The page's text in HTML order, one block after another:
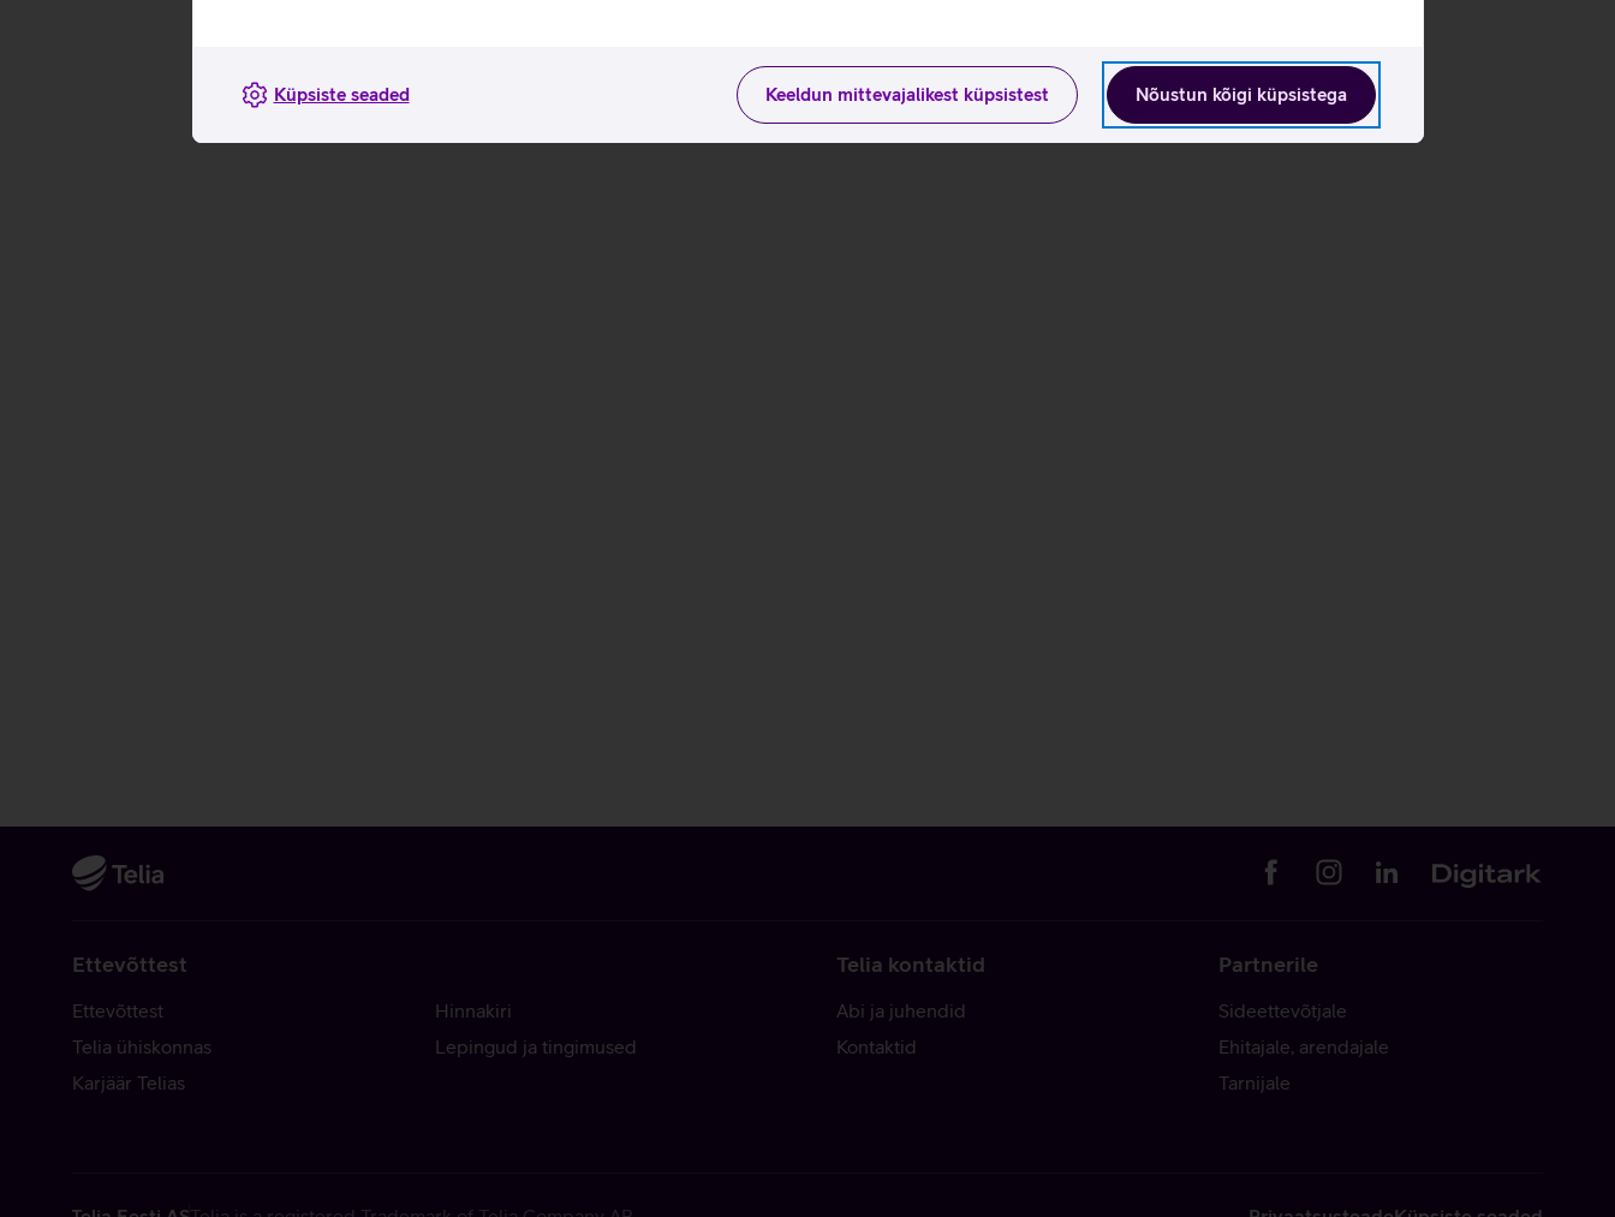
Nõustun kõigi küpsistega
Keeldun mittevajalikest küpsistest
Küpsiste seaded
Ettevõttest
Ettevõttest
Telia ühiskonnas
Karjäär Telias
Hinnakiri
Lepingud ja tingimused
Telia kontaktid
Abi ja juhendid
Kontaktid
Partnerile
Sideettevõtjale
Ehitajale, arendajale
Tarnijale